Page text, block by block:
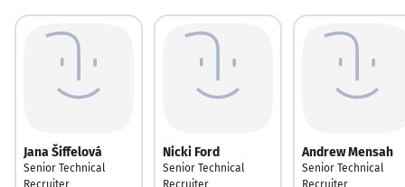
Jana Šiffelová
Senior Technical
Recruiter
Nicki Ford
Senior Technical
Recruiter
Andrew Mensah
Senior Technical
Recruiter